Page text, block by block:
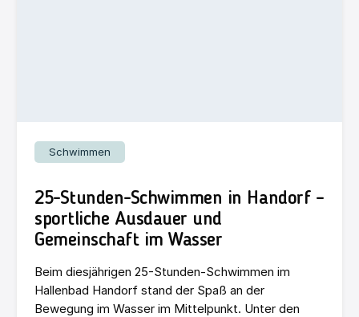
Schwimmen
25-Stunden-Schwimmen in Handorf –
sportliche Ausdauer und
Gemeinschaft im Wasser
Beim diesjährigen 25-Stunden-Schwimmen im
Hallenbad Handorf stand der Spaß an der
Bewegung im Wasser im Mittelpunkt. Unter den